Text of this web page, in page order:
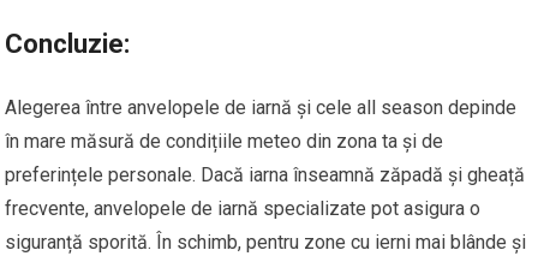
Concluzie:
Alegerea între anvelopele de iarnă și cele all season depinde
în mare măsură de condițiile meteo din zona ta și de
preferințele personale. Dacă iarna înseamnă zăpadă și gheață
frecvente, anvelopele de iarnă specializate pot asigura o
siguranță sporită. În schimb, pentru zone cu ierni mai blânde și